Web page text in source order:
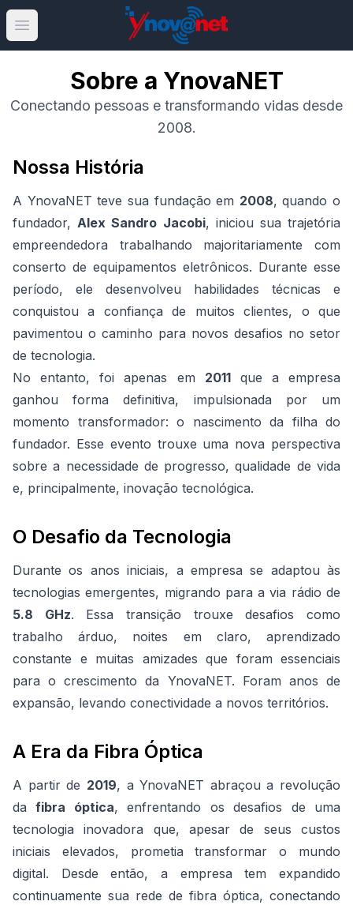
Open main menu
Sobre a YnovaNET
Conectando pessoas e transformando vidas desde
2008.
Nossa História
A YnovaNET teve sua fundação em 2008, quando o
fundador,Alex Sandro Jacobi, iniciou sua trajetória
empreendedora trabalhando majoritariamente com
conserto de equipamentos eletrônicos. Durante esse
período, ele desenvolveu habilidades técnicas e
conquistou a confiança de muitos clientes, o que
pavimentou o caminho para novos desafios no setor
de tecnologia.
No entanto, foi apenas em 2011que a empresa
ganhou forma definitiva, impulsionada por um
momento transformador: o nascimento da filha do
fundador. Esse evento trouxe uma nova perspectiva
sobre a necessidade de progresso, qualidade de vida
e, principalmente, inovação tecnológica.
O Desafio da Tecnologia
Durante os anos iniciais, a empresa se adaptou às
tecnologias emergentes, migrando para a via rádio de
5.8 GHz. Essa transição trouxe desafios como
trabalho árduo, noites em claro, aprendizado
constante e muitas amizades que foram essenciais
para o crescimento da YnovaNET. Foram anos de
expansão, levando conectividade a novos territórios.
A Era da Fibra Óptica
A partir de 2019, a YnovaNET abraçou a revolução
dafibra óptica, enfrentando os desafios de uma
tecnologia inovadora que, apesar de seus custos
iniciais elevados, prometia transformar o mundo
digital. Desde então, a empresa tem expandido
continuamente sua rede de fibra óptica, conectando